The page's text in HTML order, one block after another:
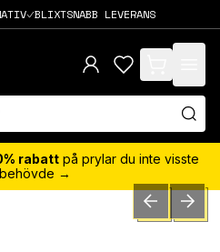
BLIXTSNABB LEVERANS
items in cart,
rabatt på prylar du inte visste
→
PREVIOUSNEXT